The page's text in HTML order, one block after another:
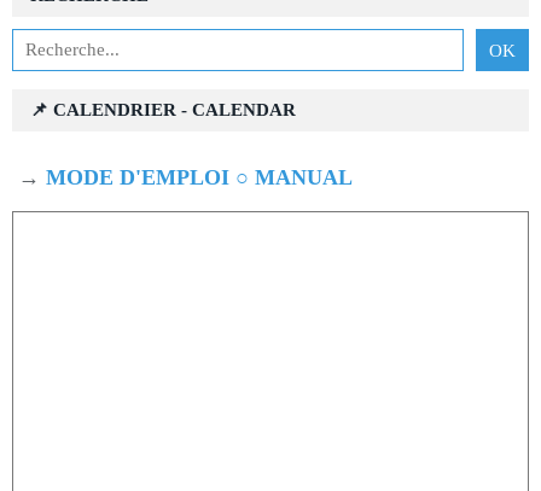
📌 CALENDRIER - CALENDAR
→ MODE D'EMPLOI ○ MANUAL